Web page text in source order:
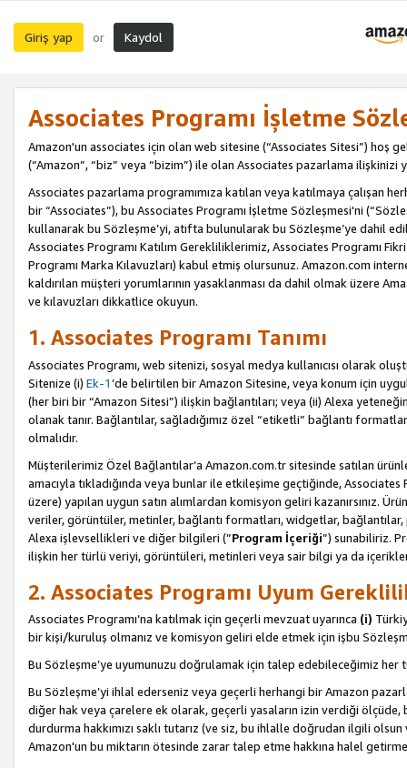
Giriş yap or Kaydol
Associates Programı İşletme
Amazon'un associates için olan web sitesine (“Associates Sitesi”) hoş
(“Amazon”, “biz” veya “bizim”) ile olan Associates pazarlama ilişkinizi
Associates pazarlama programımıza katılan veya katılmaya çalışan
bir “Associates”), bu Associates Programı İşletme Sözleşmesi'ni
kullanarak bu Sözleşme’yi, atıfta bulunularak bu Sözleşme’ye dahil
Associates Programı Katılım Gerekliliklerimiz, Associates Programı
Programı Marka Kılavuzları) kabul etmiş olursunuz. Amazon.com
kaldırılan müşteri yorumlarının yasaklanması da dahil olmak üzere
ve kılavuzları dikkatlice okuyun.
1. Associates Programı Tanımı
Associates Programı, web sitenizi, sosyal medya kullanıcısı olarak
Sitenize (i) Ek-1’de belirtilen bir Amazon Sitesine, veya konum için
(her biri bir “Amazon Sitesi”) ilişkin bağlantıları; veya (ii) Alexa
olanak tanır. Bağlantılar, sağladığımız özel “etiketli” bağlantı
olmalıdır.
Müşterilerimiz Özel Bağlantılar’a Amazon.com.tr sitesinde satılan
amacıyla tıkladığında veya bunlar ile etkileşime geçtiğinde,
üzere) yapılan uygun satın alımlardan komisyon geliri kazanırsınız.
veriler, görüntüler, metinler, bağlantı formatları, widgetlar,
Alexa işlevsellikleri ve diğer bilgileri (”Program İçeriği”) sunabiliriz.
ilişkin her türlü veriyi, görüntüleri, metinleri veya sair bilgi ya da içerikleri
2. Associates Programı Uyum
Associates Programı’na katılmak için geçerli mevzuat uyarınca (i)
bir kişi/kuruluş olmanız ve komisyon geliri elde etmek için işbu
Bu Sözleşme’ye uyumunuzu doğrulamak için talep edebileceğimiz
Bu Sözleşme’yi ihlal ederseniz veya geçerli herhangi bir Amazon
diğer hak veya çarelere ek olarak, geçerli yasaların izin verdiği
durdurma hakkımızı saklı tutarız (ve siz, bu ihlalle doğrudan ilgili
Amazon'un bu miktarın ötesinde zarar talep etme hakkına halel